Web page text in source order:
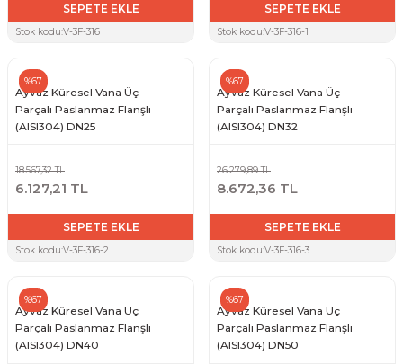
Termo Çekvalf
Vana
VANA
SEPETE EKLE
Stok kodu:V-3F-316
SEPETE EKLE
Stok kodu:V-3F-316-1
Ayvaz Küresel Vana Üç
Parçalı Paslanmaz Flanşlı
(AISI304) DN25
%67
18.567,32 TL
6.127,21 TL
SEPETE EKLE
Stok kodu:V-3F-316-2
Ayvaz Küresel Vana Üç
Parçalı Paslanmaz Flanşlı
(AISI304) DN32
%67
26.279,89 TL
8.672,36 TL
SEPETE EKLE
Stok kodu:V-3F-316-3
Ayvaz Küresel Vana Üç
Parçalı Paslanmaz Flanşlı
(AISI304) DN40
%67
Ayvaz Küresel Vana Üç
Parçalı Paslanmaz Flanşlı
(AISI304) DN50
%67